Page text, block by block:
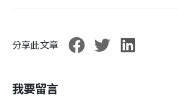
分享此文章
我要留言